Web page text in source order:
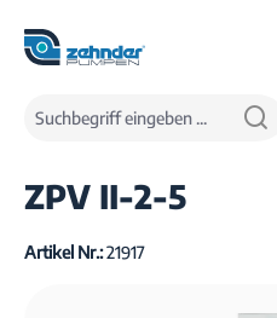
springen
Produkte Wasserversorgung
ZPV II-2-5
Artikel Nr.:21917